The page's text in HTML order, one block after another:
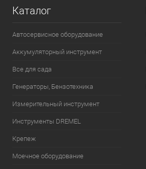
Каталог
Автосервисное оборудование
Аккумуляторный инструмент
Все для сада
Генераторы, Бензотехника
Измерительный инструмент
Инструменты DREMEL
Крепеж
Моечное оборудование